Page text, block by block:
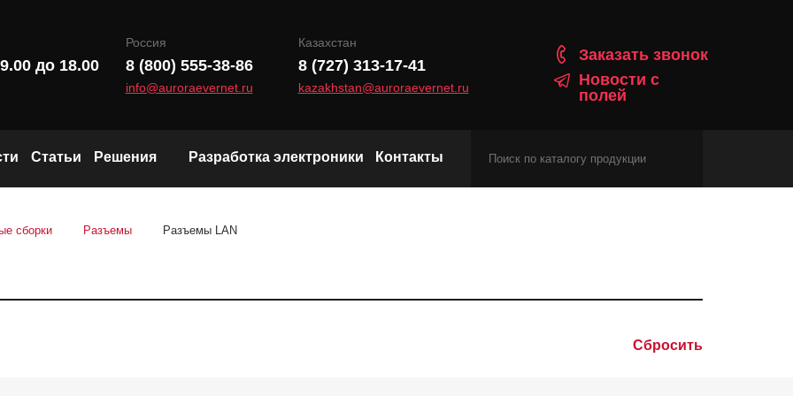
до 18.00
Россия
8 (800) 555-38-86
info@auroraevernet.ru
Казахстан
8 (727) 313-17-41
kazakhstan@auroraevernet.ru
Заказать звонок
Новости с
полей
Статьи Решения Разработка электроники Контакты
сборки Разъемы Разъемы LAN
Сбросить